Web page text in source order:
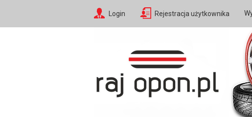
Login Rejestracja użytkownika